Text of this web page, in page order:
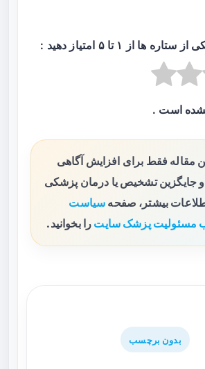
ها از ۱ تا ۵ امتیاز دهید :
است .
مقاله فقط برای افزایش آگاهی
تشخیص یا درمان پزشکی
بیشتر، صفحه سیاست
مسئولیت پزشک سایت را بخوانید.
بدون برچسب